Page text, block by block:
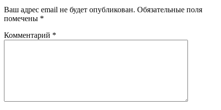
Ваш адрес email не будет опубликован. Обязательные поля
помечены *
Комментарий *